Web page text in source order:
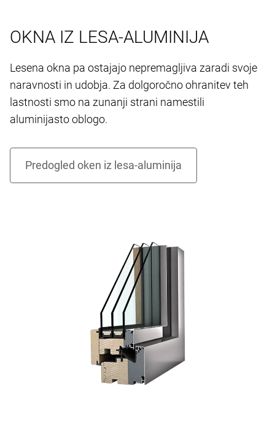
OKNA IZ LESA-ALUMINIJA
Lesena okna pa ostajajo nepremagljiva zaradi svoje
naravnosti in udobja. Za dolgoročno ohranitev teh
lastnosti smo na zunanji strani namestili
aluminijasto oblogo.